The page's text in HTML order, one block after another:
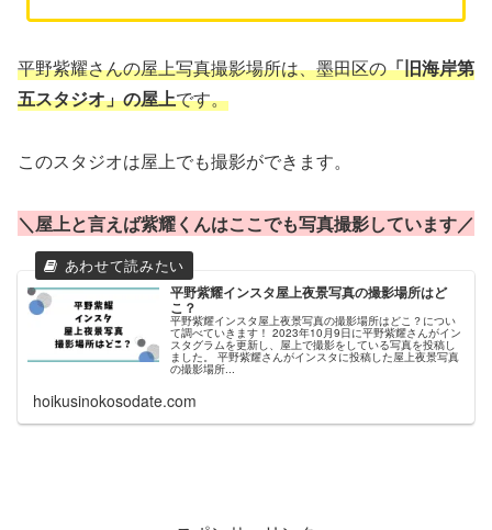
平野紫耀さんの屋上写真撮影場所は、墨田区の「旧海岸第
五スタジオ」の屋上です。
このスタジオは屋上でも撮影ができます。
＼屋上と言えば紫耀くんはここでも写真撮影しています／
平野紫耀インスタ屋上夜景写真の撮影場所はど
こ？
平野紫耀インスタ屋上夜景写真の撮影場所はどこ？につい
て調べていきます！ 2023年10月9日に平野紫耀さんがイン
スタグラムを更新し、屋上で撮影をしている写真を投稿し
ました。 平野紫耀さんがインスタに投稿した屋上夜景写真
の撮影場所...
hoikusinokosodate.com